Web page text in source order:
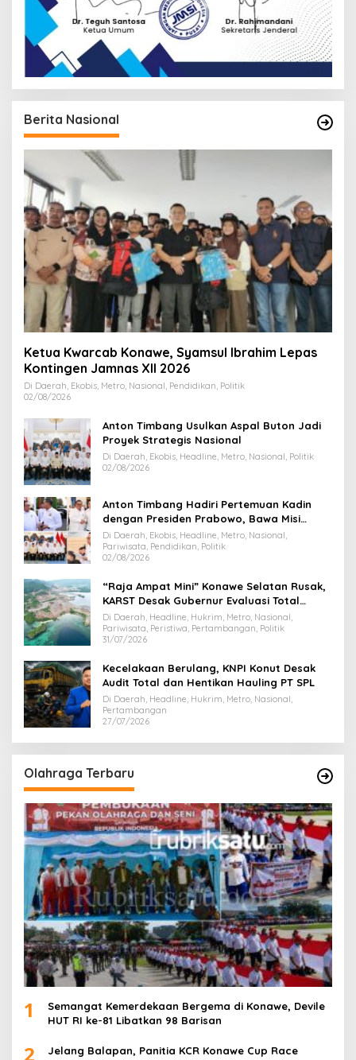
Berita Nasional
Ketua Kwarcab Konawe, Syamsul Ibrahim Lepas
Kontingen Jamnas XII 2026
Di Daerah, Ekobis, Metro, Nasional, Pendidikan, Politik
02/08/2026
Anton Timbang Usulkan Aspal Buton Jadi
Proyek Strategis Nasional
Di Daerah, Ekobis, Headline, Metro, Nasional, Politik
02/08/2026
Anton Timbang Hadiri Pertemuan Kadin
dengan Presiden Prabowo, Bawa Misi
Majukan Ekonomi Sultra
Di Daerah, Ekobis, Headline, Metro, Nasional,
Pariwisata, Pendidikan, Politik
02/08/2026
“Raja Ampat Mini” Konawe Selatan Rusak,
KARST Desak Gubernur Evaluasi Total
Dispar Sultra
Di Daerah, Headline, Hukrim, Metro, Nasional,
Pariwisata, Peristiwa, Pertambangan, Politik
31/07/2026
Kecelakaan Berulang, KNPI Konut Desak
Audit Total dan Hentikan Hauling PT SPL
Di Daerah, Headline, Hukrim, Metro, Nasional,
Pertambangan
27/07/2026
Olahraga Terbaru
1
Semangat Kemerdekaan Bergema di Konawe, Devile
HUT RI ke-81 Libatkan 98 Barisan
2
Jelang Balapan, Panitia KCR Konawe Cup Race